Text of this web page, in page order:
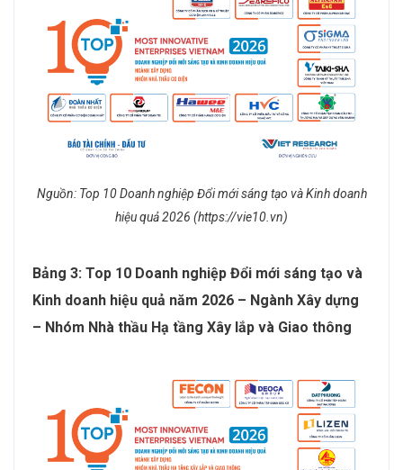
Nguồn: Top 10 Doanh nghiệp Đổi mới sáng tạo và Kinh doanh
hiệu quả 2026 (https://vie10.vn)
Bảng 3: Top 10 Doanh nghiệp Đổi mới sáng tạo và
Kinh doanh hiệu quả năm 2026 – Ngành Xây dựng
– Nhóm Nhà thầu Hạ tầng Xây lắp và Giao thông